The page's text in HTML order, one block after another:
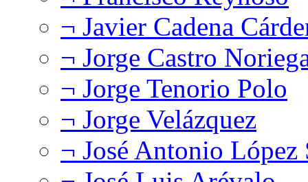
¬ Javier Cadena
¬ Jorge Castro
¬ Jorge Tenorio Polo
¬ Jorge Velázquez
¬ José Antonio López